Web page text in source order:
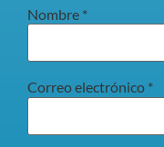
Nombre *
Correo electrónico *